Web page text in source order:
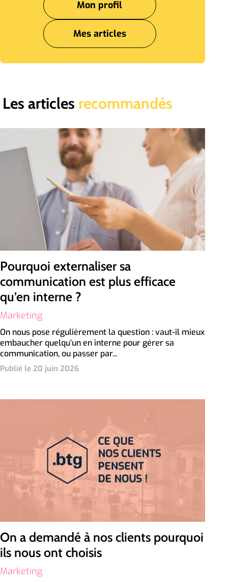
Mon profil
Mes articles
Les articles recommandés
Pourquoi externaliser sa
communication est plus efficace
qu’en interne ?
Marketing
On nous pose régulièrement la question : vaut-il mieux
embaucher quelqu’un en interne pour gérer sa
communication, ou passer par...
Publié le 20 juin 2026
On a demandé à nos clients pourquoi
ils nous ont choisis
Marketing